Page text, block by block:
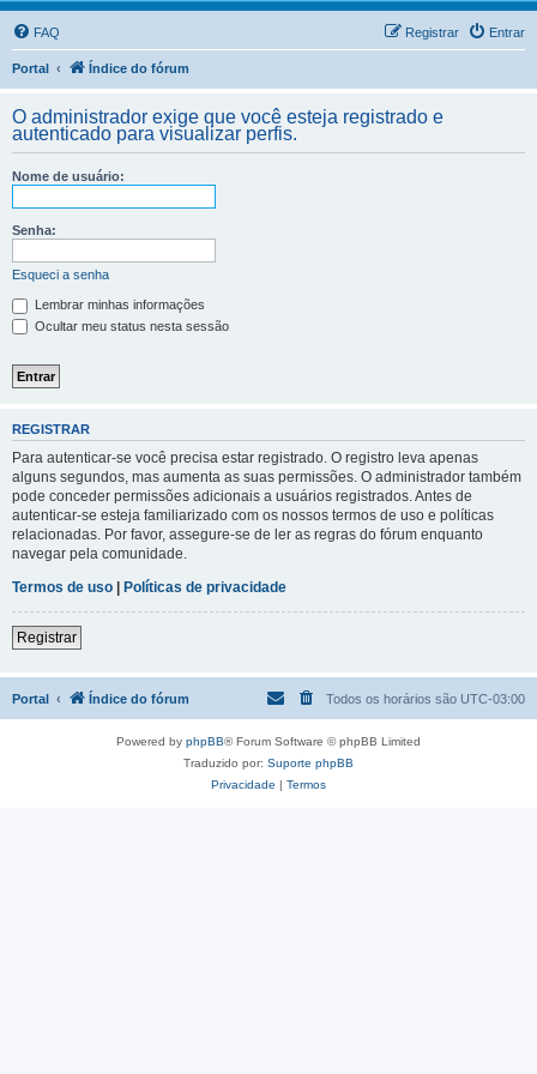
FAQ Entrar
Registrar
Portal Índice do fórum
O administrador exige que você esteja registrado e
autenticado para visualizar perfis.
Nome de usuário:
Senha:
Esqueci a senha
Lembrar minhas informações
Ocultar meu status nesta sessão
REGISTRAR
Para autenticar-se você precisa estar registrado. O registro leva apenas
alguns segundos, mas aumenta as suas permissões. O administrador também
pode conceder permissões adicionais a usuários registrados. Antes de
autenticar-se esteja familiarizado com os nossos termos de uso e políticas
relacionadas. Por favor, assegure-se de ler as regras do fórum enquanto
navegar pela comunidade.
Termos de uso | Políticas de privacidade
Registrar
Portal Índice do fórum Todos os horários são UTC-03:00
Powered by phpBB® Forum Software © phpBB Limited
Traduzido por: Suporte phpBB
Privacidade | Termos